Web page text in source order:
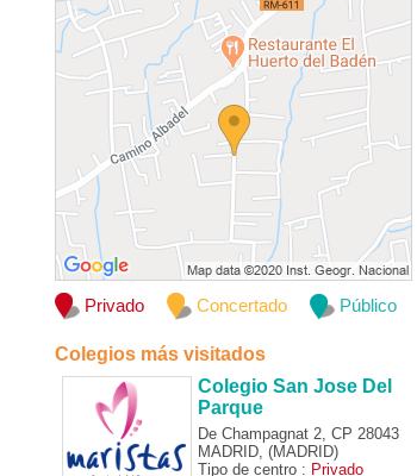
Privado Concertado Público
Colegios más visitados
Colegio San Jose Del
Parque
De Champagnat 2, CP 28043
MADRID, (MADRID)
Tipo de centro : Privado